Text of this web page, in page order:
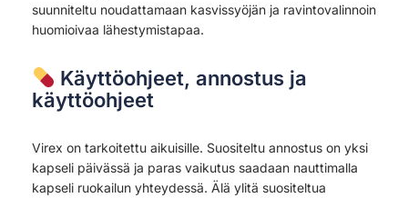
suunniteltu noudattamaan kasvissyöjän ja ravintovalinnoin
huomioivaa lähestymistapaa.
Käyttöohjeet, annostus ja
käyttöohjeet
Virex on tarkoitettu aikuisille. Suositeltu annostus on yksi
kapseli päivässä ja paras vaikutus saadaan nauttimalla
kapseli ruokailun yhteydessä. Älä ylitä suositeltua